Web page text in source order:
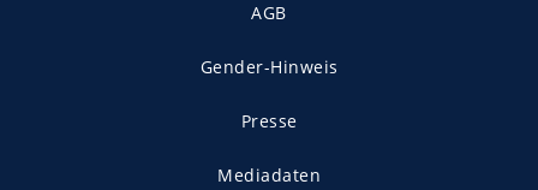
AGB
Gender-Hinweis
Presse
Mediadaten